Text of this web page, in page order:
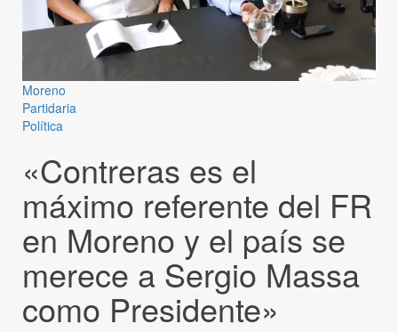
Moreno
Partidaria
Política
«Contreras es el
máximo referente del FR
en Moreno y el país se
merece a Sergio Massa
como Presidente»